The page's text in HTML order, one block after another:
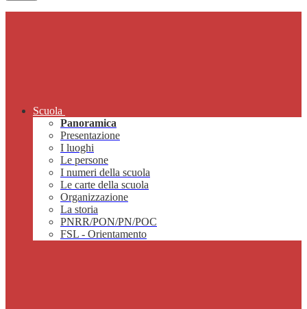
Scuola
Panoramica
Presentazione
I luoghi
Le persone
I numeri della scuola
Le carte della scuola
Organizzazione
La storia
PNRR/PON/PN/POC
FSL - Orientamento